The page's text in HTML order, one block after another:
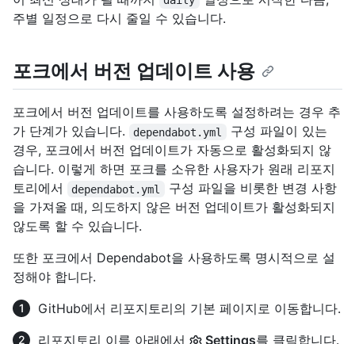
주별 일정으로 다시 줄일 수 있습니다.
포크에서 버전 업데이트 사용
포크에서 버전 업데이트를 사용하도록 설정하려는 경우 추
가 단계가 있습니다.
dependabot.yml
구성 파일이 있는
경우, 포크에서 버전 업데이트가 자동으로 활성화되지 않
습니다. 이렇게 하면 포크를 소유한 사용자가 원래 리포지
토리에서
dependabot.yml
구성 파일을 비롯한 변경 사항
을 가져올 때, 의도하지 않은 버전 업데이트가 활성화되지
않도록 할 수 있습니다.
또한 포크에서 Dependabot을 사용하도록 명시적으로 설
정해야 합니다.
GitHub에서 리포지토리의 기본 페이지로 이동합니다.
리포지토리 이름 아래에서
Settings를 클릭합니다.